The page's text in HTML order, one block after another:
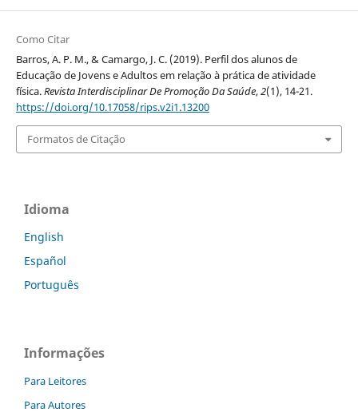
Como Citar
Barros, A. P. M., & Camargo, J. C. (2019). Perfil dos alunos de
Educação de Jovens e Adultos em relação à prática de atividade
física.Revista Interdisciplinar De Promoção Da Saúde,2(1), 14-21.
https://doi.org/10.17058/rips.v2i1.13200
Formatos de Citação
Idioma
English
Español
Português
Informações
Para Leitores
Para Autores